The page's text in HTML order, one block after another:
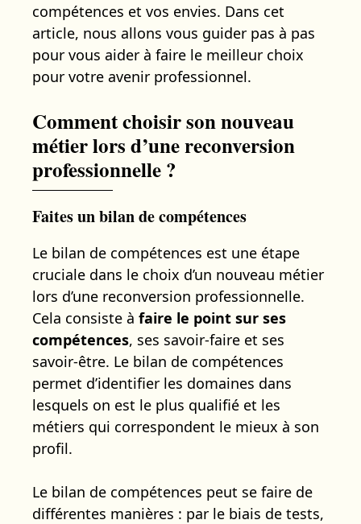
compétences et vos envies. Dans cet
article, nous allons vous guider pas à pas
pour vous aider à faire le meilleur choix
pour votre avenir professionnel.
Comment choisir son nouveau
métier lors d’une reconversion
professionnelle ?
Faites un bilan de compétences
Le bilan de compétences est une étape
cruciale dans le choix d’un nouveau métier
lors d’une reconversion professionnelle.
Cela consiste à faire le point sur ses
compétences, ses savoir-faire et ses
savoir-être. Le bilan de compétences
permet d’identifier les domaines dans
lesquels on est le plus qualifié et les
métiers qui correspondent le mieux à son
profil.
Le bilan de compétences peut se faire de
différentes manières : par le biais de tests,